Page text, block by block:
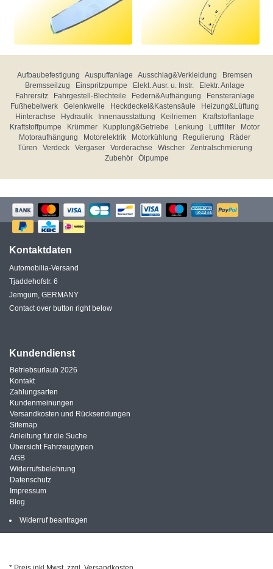
Aufbaubefestigung Auspuffanlage Ausschlag&Verkleidung
Bremsen
Bremsseilzug
Einspritzpumpe Elekt. Ausr. u. Instr.
Elektr. Anlage
Fahrersitz
Fahrgestell-Blechteile Federn&Aufhängung
Fensteranlage
Fußhebelwerk
Gelenkwelle Heckdeckel&Kastensäule
Heizung&Lüftung
Hinterachse
Hydraulik Innenausstattung Keilriemen
Kraftstoffanlage
Kraftstoffpumpe
Krümmer Kupplung&Getriebe Lenkung Luftfilter
Motor
Motoraufhängung
Motorelektrik Motorkühlung Regulierung
Räder
Türen
Verdeck Vergaser Vorderachse Wischer
Zentralschmierung
Zubehör
Ölpumpe
Kontaktdaten
Automobilia-Versand
Tjaddehofstr. 6
Jemgum, GERMANY
Contact over button right below
Kundendienst
Betriebsurlaub 2026
Kontakt
Zahlungsarten
Kundenmeinungen
Versandkosten und Rücksendungen
Sitemap
Anleitung für die Suche
Übersicht Fahrzeugtypen
AGB
Widerrufsbelehrung
Datenschutz
Impressum
Blog
Widerruf beantragen